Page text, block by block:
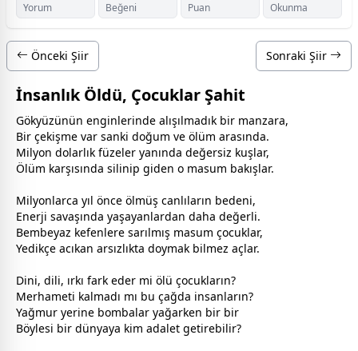
Yorum Beğeni Puan Okunma
Önceki Şiir Sonraki Şiir
İnsanlık Öldü, Çocuklar Şahit
Gökyüzünün enginlerinde alışılmadık bir manzara,
Bir çekişme var sanki doğum ve ölüm arasında.
Milyon dolarlık füzeler yanında değersiz kuşlar,
Ölüm karşısında silinip giden o masum bakışlar.
Milyonlarca yıl önce ölmüş canlıların bedeni,
Enerji savaşında yaşayanlardan daha değerli.
Bembeyaz kefenlere sarılmış masum çocuklar,
Yedikçe acıkan arsızlıkta doymak bilmez açlar.
Dini, dili, ırkı fark eder mi ölü çocukların?
Merhameti kalmadı mı bu çağda insanların?
Yağmur yerine bombalar yağarken bir bir
Böylesi bir dünyaya kim adalet getirebilir?